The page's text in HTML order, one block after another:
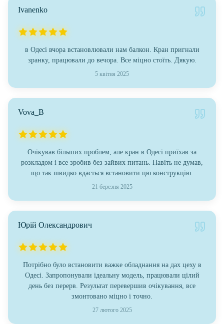
Ivanenko
в Одесі вчора встановлювали нам балкон. Кран пригнали
зранку, працювали до вечора. Все міцно стоїть. Дякую.
5 квітня 2025
Vova_B
Очікував більших проблем, але кран в Одесі приїхав за
розкладом і все зробив без зайвих питань. Навіть не думав,
що так швидко вдасться встановити цю конструкцію.
21 березня 2025
Юрій Олександрович
Потрібно було встановити важке обладнання на дах цеху в
Одесі. Запропонували ідеальну модель, працювали цілий
день без перерв. Результат перевершив очікування, все
змонтовано міцно і точно.
27 лютого 2025